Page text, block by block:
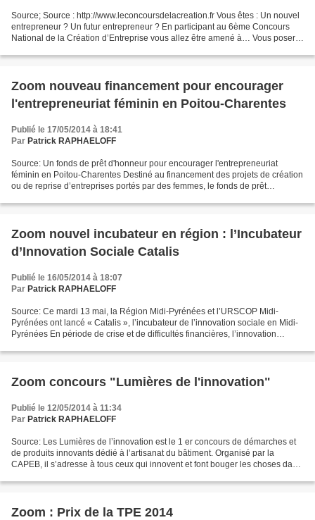
Source; Source : http://www.leconcoursdelacreation.fr Vous êtes : Un nouvel
entrepreneur ? Un futur entrepreneur ? En participant au 6ème Concours
National de la Création d’Entreprise vous allez être amené à… Vous poser
Zoom nouveau financement pour encourager
l'entrepreneuriat féminin en Poitou-Charentes
Publié le 17/05/2014 à 18:41
Par Patrick RAPHAELOFF
Source: Un fonds de prêt d'honneur pour encourager l'entrepreneuriat
féminin en Poitou-Charentes Destiné au financement des projets de création
ou de reprise d’entreprises portés par des femmes, le fonds de prêt
Zoom nouvel incubateur en région : l’Incubateur
d’Innovation Sociale Catalis
Publié le 16/05/2014 à 18:07
Par Patrick RAPHAELOFF
Source: Ce mardi 13 mai, la Région Midi-Pyrénées et l’URSCOP Midi-
Pyrénées ont lancé « Catalis », l’incubateur de l’innovation sociale en Midi-
Pyrénées En période de crise et de difficultés financières, l’innovation
Zoom concours "Lumières de l'innovation"
Publié le 12/05/2014 à 11:34
Par Patrick RAPHAELOFF
Source: Les Lumières de l’innovation est le 1 er concours de démarches et
de produits innovants dédié à l’artisanat du bâtiment. Organisé par la
CAPEB, il s’adresse à tous ceux qui innovent et font bouger les choses dans
Zoom : Prix de la TPE 2014